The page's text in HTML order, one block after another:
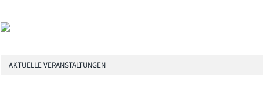
AKTUELLE VERANSTALTUNGEN